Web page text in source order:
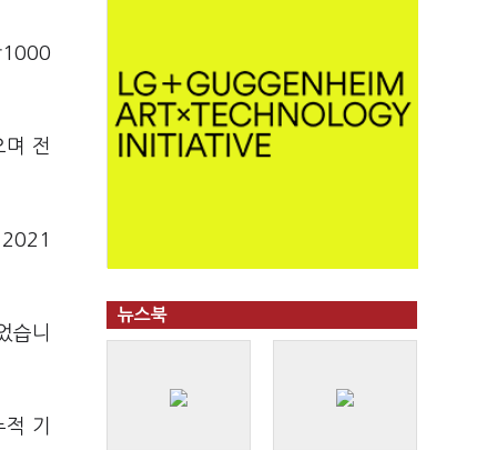
1000
전
습니
기
뉴스북